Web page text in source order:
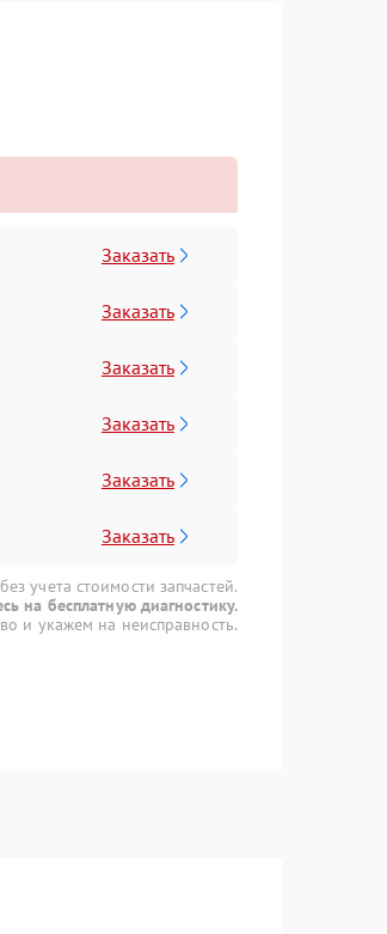
Заказать
Заказать
Заказать
Заказать
Заказать
Заказать
учета стоимости запчастей.
на бесплатную диагностику.
и укажем на неисправность.